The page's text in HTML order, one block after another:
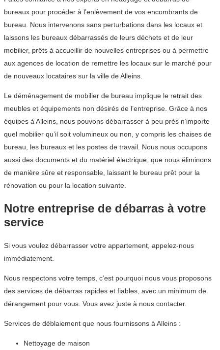
bureaux pour procéder à l’enlèvement de vos encombrants de
bureau. Nous intervenons sans perturbations dans les locaux et
laissons les bureaux débarrassés de leurs déchets et de leur
mobilier, prêts à accueillir de nouvelles entreprises ou à permettre
aux agences de location de remettre les locaux sur le marché pour
de nouveaux locataires sur la ville de Alleins.
Le déménagement de mobilier de bureau implique le retrait des
meubles et équipements non désirés de l’entreprise. Grâce à nos
équipes à Alleins, nous pouvons débarrasser à peu près n’importe
quel mobilier qu’il soit volumineux ou non, y compris les chaises de
bureau, les bureaux et les postes de travail. Nous nous occupons
aussi des documents et du matériel électrique, que nous éliminons
de manière sûre et responsable, laissant le bureau prêt pour la
rénovation ou pour la location suivante.
Notre entreprise de débarras à votre
service
Si vous voulez débarrasser votre appartement, appelez-nous
immédiatement.
Nous respectons votre temps, c’est pourquoi nous vous proposons
des services de débarras rapides et fiables, avec un minimum de
dérangement pour vous. Vous avez juste à nous contacter.
Services de déblaiement que nous fournissons à Alleins :
Nettoyage de maison